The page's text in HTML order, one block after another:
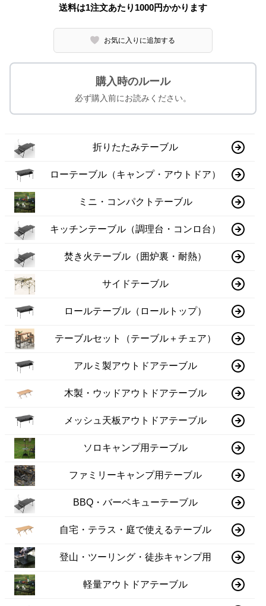
送料は1注文あたり 1000円かかります
お気に入りに追加する
購入時のルール
必ず購入前にお読みください。
折りたたみテーブル
ローテーブル（キャンプ・アウトドア）
ミニ・コンパクトテーブル
キッチンテーブル（調理台・コンロ台）
焚き火テーブル（囲炉裏・耐熱）
サイドテーブル
ロールテーブル（ロールトップ）
テーブルセット（テーブル＋チェア）
アルミ製アウトドアテーブル
木製・ウッドアウトドアテーブル
メッシュ天板アウトドアテーブル
ソロキャンプ用テーブル
ファミリーキャンプ用テーブル
BBQ・バーベキューテーブル
自宅・テラス・庭で使えるテーブル
登山・ツーリング・徒歩キャンプ用
軽量アウトドアテーブル